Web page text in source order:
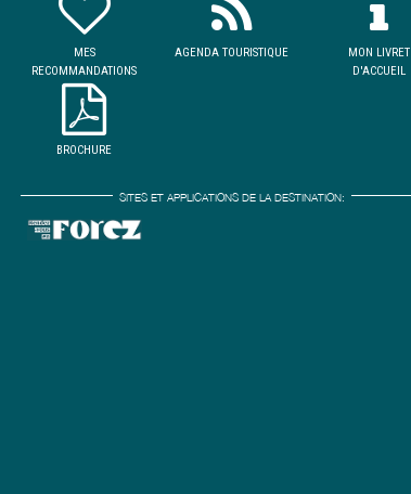
MES
RECOMMANDATIONS
AGENDA TOURISTIQUE
MON LIVRET
D'ACCUEIL
BROCHURE
SITES ET APPLICATIONS DE LA DESTINATION: